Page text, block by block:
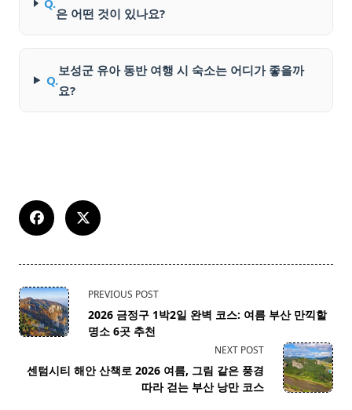
Q.
은 어떤 것이 있나요?
Q.
보성군 유아 동반 여행 시 숙소는 어디가 좋을까
요?
<span
class="nav-
subtitle
reader-
PREVIOUS POST
2026 금정구 1박2일 완벽 코스: 여름 부산 만끽할
명소 6곳 추천
NEXT POST
센텀시티 해안 산책로 2026 여름, 그림 같은 풍경
따라 걷는 부산 낭만 코스